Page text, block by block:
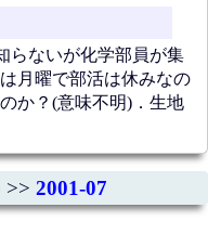
らないが化学部員が集
月曜で部活は休みなの
か？(意味不明)．生地
>> 2001-07